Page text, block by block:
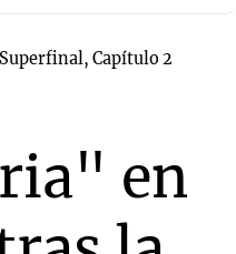
Superfinal, Capítulo 2
en